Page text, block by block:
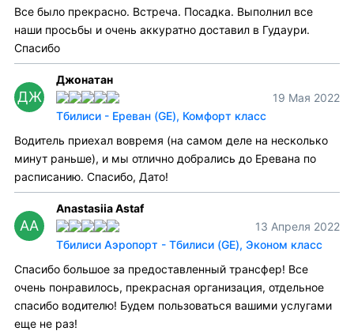
Все было прекрасно. Встреча. Посадка. Выполнил все
наши просьбы и очень аккуратно доставил в Гудаури.
Спасибо
ДЖ
Джонатан
19 Мая 2022
Тбилиси - Ереван (GE), Комфорт класс
Водитель приехал вовремя (на самом деле на несколько
минут раньше), и мы отлично добрались до Еревана по
расписанию. Спасибо, Дато!
AA
Anastasiia Astaf
13 Апреля 2022
Тбилиси Аэропорт - Тбилиси (GE), Эконом класс
Спасибо большое за предоставленный трансфер! Все
очень понравилось, прекрасная организация, отдельное
спасибо водителю! Будем пользоваться вашими услугами
еще не раз!